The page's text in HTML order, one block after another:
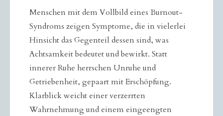
Menschen mit dem Vollbild eines Burnout-
Syndroms zeigen Symptome, die in vielerlei
Hinsicht das Gegenteil dessen sind, was
Achtsamkeit bedeutet und bewirkt. Statt
innerer Ruhe herrschen Unruhe und
Getriebenheit, gepaart mit Erschöpfung.
Klarblick weicht einer verzerrten
Wahrnehmung und einem eingeengten